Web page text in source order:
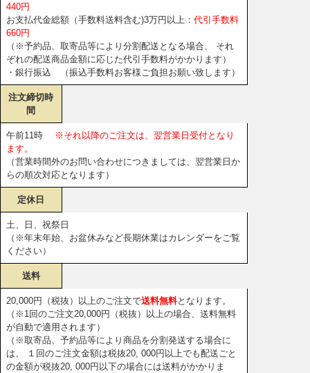
440円
お支払代金総額（手数料送料含む)3万円以上： 代引手数料
660円
（※予約品、取寄品等により分割配送となる場合、 それ
ぞれの配送商品金額に応じた代引手数料がかかります）
・銀行振込 （振込手数料お客様ご負担お願い致します）
注文締切時
間
午前11時
※それ以降のご注文は、翌営業日受付となり
ます。
（営業時間外のお問い合わせにつきましては、翌営業日か
らの順次対応となります）
定休日
土、日、祝祭日
（※年末年始、お盆休みなど長期休業はカレンダーをご覧
ください）
送料
20,000円（税抜）以上のご注文で送料無料となります。
（※1回のご注文20,000円（税抜）以上の場合、送料無料
が自動で適用されます）
（※取寄品、予約品等により商品を分割発送する場合に
は、 １回のご注文金額は税抜20, 000円以上でも配送ごと
の金額が税抜20, 000円以下の場合には送料がかかりま